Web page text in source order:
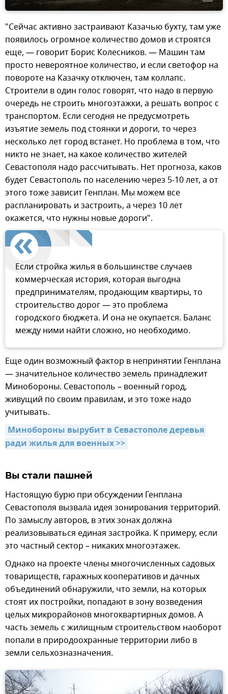
"Сейчас активно застраивают Казачью бухту, там уже
появилось огромное количество домов и строятся
еще, — говорит Борис Колесников. — Машин там
просто невероятное количество, и если светофор на
повороте на Казачку отключен, там коллапс.
Строители в один голос говорят, что надо в первую
очередь не строить многоэтажки, а решать вопрос с
транспортом. Если сегодня не предусмотреть
изъятие земель под стоянки и дороги, то через
несколько лет город встанет. Но проблема в том, что
никто не знает, на какое количество жителей
Севастополя надо рассчитывать. Нет прогноза, каков
будет Севастополь по населению через 5-10 лет, а от
этого тоже зависит Генплан. Мы можем все
распланировать и застроить, а через 10 лет
окажется, что нужны новые дороги".
Если стройка жилья в большинстве случаев
коммерческая история, которая выгодна
предпринимателям, продающим квартиры, то
строительство дорог — это проблема
городского бюджета. И она не окупается. Баланс
между ними найти сложно, но необходимо.
Еще один возможный фактор в непринятии Генплана
— значительное количество земель принадлежит
Минобороны. Севастополь – военный город,
живущий по своим правилам, и это тоже надо
учитывать.
Минобороны вырубит в Севастополе деревья
ради жилья для военных >>
Вы стали пашней
Настоящую бурю при обсуждении Генплана
Севастополя вызвала идея зонирования территорий.
По замыслу авторов, в этих зонах должна
реализовываться единая застройка. К примеру, если
это частный сектор – никаких многоэтажек.
Однако на проекте члены многочисленных садовых
товариществ, гаражных кооперативов и дачных
объединений обнаружили, что земли, на которых
стоят их постройки, попадают в зону возведения
целых микрорайонов многоквартирных домов. А
часть земель с жилищным строительством наоборот
попали в природоохранные территории либо в
земли сельхозназначения.